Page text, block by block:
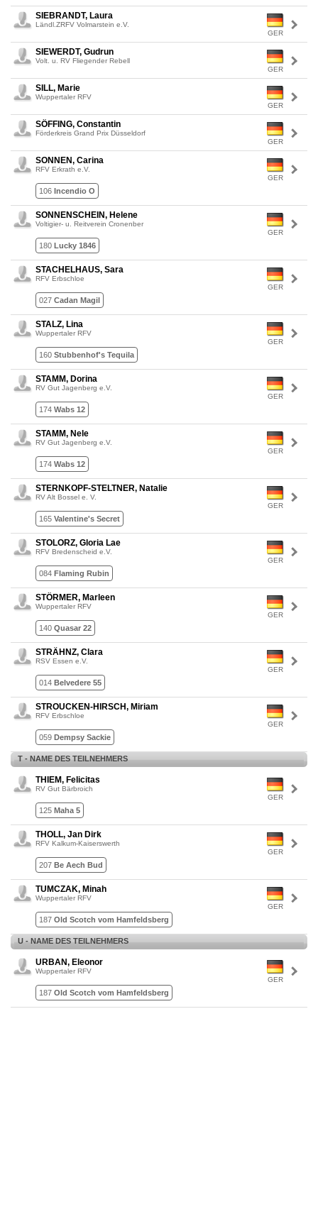
GER
SIEBRANDT, Laura
Ländl.ZRFV Volmarstein e.V.
GER
SIEWERDT, Gudrun
Volt. u. RV Fliegender Rebell
GER
SILL, Marie
Wuppertaler RFV
GER
SÖFFING, Constantin
Förderkreis Grand Prix Düsseldorf
GER
SONNEN, Carina
RFV Erkrath e.V.
106 Incendio O
GER
SONNENSCHEIN, Helene
Voltigier- u. Reitverein Cronenber
180 Lucky 1846
GER
STACHELHAUS, Sara
RFV Erbschloe
027 Cadan Magil
GER
STALZ, Lina
Wuppertaler RFV
160 Stubbenhof's Tequila
GER
STAMM, Dorina
RV Gut Jagenberg e.V.
174 Wabs 12
GER
STAMM, Nele
RV Gut Jagenberg e.V.
174 Wabs 12
GER
STERNKOPF-STELTNER, Natalie
RV Alt Bossel e. V.
165 Valentine's Secret
GER
STOLORZ, Gloria Lae
RFV Bredenscheid e.V.
084 Flaming Rubin
GER
STÖRMER, Marleen
Wuppertaler RFV
140 Quasar 22
GER
STRÄHNZ, Clara
RSV Essen e.V.
014 Belvedere 55
GER
STROUCKEN-HIRSCH, Miriam
RFV Erbschloe
059 Dempsy Sackie
T - NAME DES TEILNEHMERS
GER
THIEM, Felicitas
RV Gut Bärbroich
125 Maha 5
GER
THOLL, Jan Dirk
RFV Kalkum-Kaiserswerth
207 Be Aech Bud
GER
TUMCZAK, Minah
Wuppertaler RFV
187 Old Scotch vom Hamfeldsberg
U - NAME DES TEILNEHMERS
GER
URBAN, Eleonor
Wuppertaler RFV
187 Old Scotch vom Hamfeldsberg